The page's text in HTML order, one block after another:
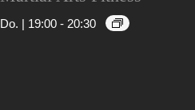
Do. | 19:00 - 20:30